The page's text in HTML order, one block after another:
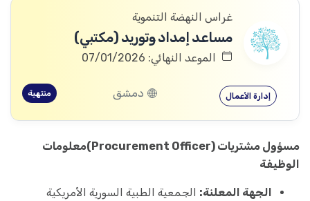
غراس النهضة التنموية
مساعد إمداد وتوريد (مكتبي)
الموعد النهائي: 07/01/2026
إدارة الأعمال دمشق منتهية
مسؤول مشتريات (Procurement Officer)
معلومات
الوظيفة
الجهة المعلنة: الجمعية الطبية السورية الأمريكية